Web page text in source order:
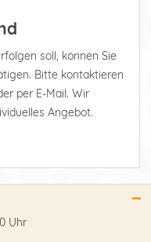
soll, können Sie
Bitte kontaktieren
per E-Mail. Wir
Angebot.
Uhr